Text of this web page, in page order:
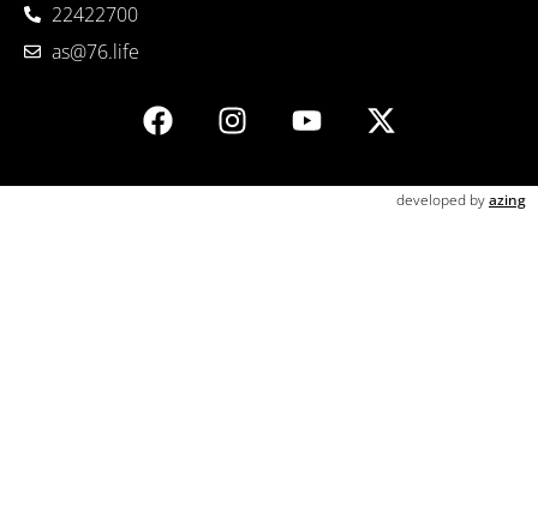
22422700
as@76.life
developed byazing